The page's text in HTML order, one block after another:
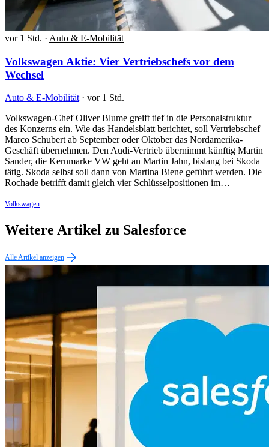
vor 1 Std. · Auto & E-Mobilität
Volkswagen Aktie: Vier Vertriebschefs vor dem
Wechsel
Auto & E-Mobilität · vor 1 Std.
Volkswagen-Chef Oliver Blume greift tief in die Personalstruktur
des Konzerns ein. Wie das Handelsblatt berichtet, soll Vertriebschef
Marco Schubert ab September oder Oktober das Nordamerika-
Geschäft übernehmen. Den Audi-Vertrieb übernimmt künftig Martin
Sander, die Kernmarke VW geht an Martin Jahn, bislang bei Skoda
tätig. Skoda selbst soll dann von Martina Biene geführt werden. Die
Rochade betrifft damit gleich vier Schlüsselpositionen im…
Volkswagen
Weitere Artikel zu Salesforce
Alle Artikel anzeigen